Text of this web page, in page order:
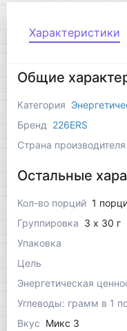
Характеристики
Общие
Категория
Бренд 226ERS
Страна производителя
Остальные
Кол-во порций 1
Группировка 3 x 30 г
Упаковка
Цель
Энергетическая
Углеводы: грамм в 1
Вкус Микс 3